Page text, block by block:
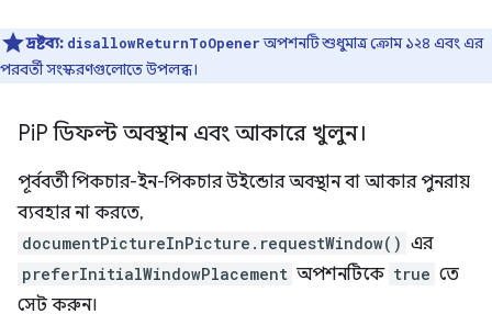
দ্রষ্টব্য: disallowReturnToOpenerঅপশনটি শুধুমাত্র ক্রোম ১২৪ এবং এর
পরবর্তী সংস্করণগুলোতে উপলব্ধ।
PiP ডিফল্ট অবস্থান এবং আকারে খুলুন।
পূর্ববর্তী পিকচার-ইন-পিকচার উইন্ডোর অবস্থান বা আকার পুনরায়
ব্যবহার না করতে,
documentPictureInPicture.requestWindow() এর
preferInitialWindowPlacement অপশনটিকে true তে
সেট করুন।